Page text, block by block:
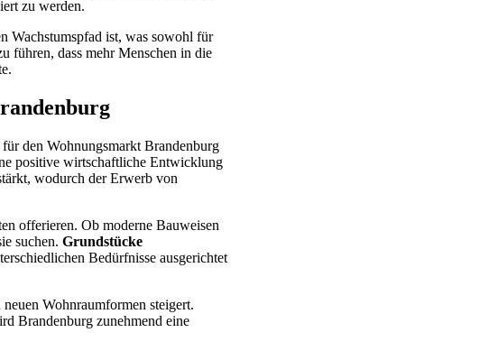
zu werden.
Wachstumspfad ist, was sowohl für
führen, dass mehr Menschen in die
den Wohnungsmarkt Brandenburg
positive wirtschaftliche Entwicklung
wodurch der Erwerb von
offerieren. Ob moderne Bauweisen
suchen. Grundstücke
Bedürfnisse ausgerichtet
Wohnraumformen steigert.
Brandenburg zunehmend eine